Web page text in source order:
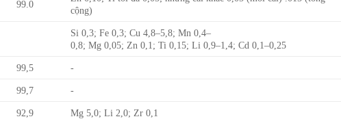
99.0
cộng)
Si 0,3; Fe 0,3; Cu 4,8–5,8; Mn 0,4–
0,8; Mg 0,05; Zn 0,1; Ti 0,15; Li 0,9–1,4; Cd 0,1–0,25
99,5 -
99,7 -
92,9 Mg 5,0; Li 2,0; Zr 0,1